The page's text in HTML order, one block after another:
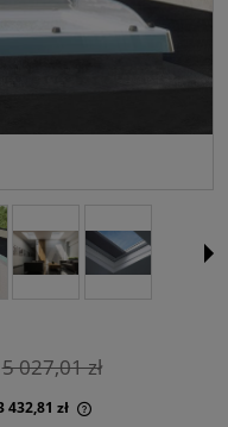
5 027,01 zł
432,81 zł